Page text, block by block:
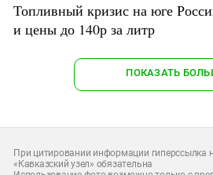
Топливный кризис на юге
и цены до 140р за литр
ПОКАЗАТЬ
При цитировании информации гиперссылка
«Кавказский узел» обязательна